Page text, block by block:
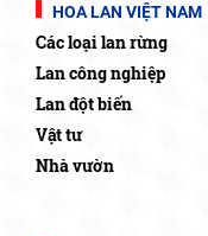
HOA LAN VIỆT NAM
Các loại lan rừng
Lan công nghiệp
Lan đột biến
Vật tư
Nhà vườn